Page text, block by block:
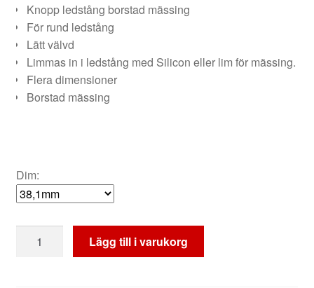
till
Knopp ledstång borstad mässing
För rund ledstång
Lätt välvd
Limmas in i ledstång med Silicon eller lim för mässing.
Flera dimensioner
Borstad mässing
Dim:
ledstång
Lägg till i varukorg